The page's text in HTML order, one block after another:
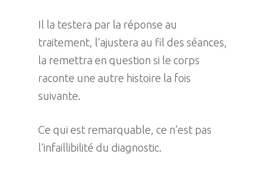
Il la testera par la réponse au
traitement, l’ajustera au fil des séances,
la remettra en question si le corps
raconte une autre histoire la fois
suivante.
Ce qui est remarquable, ce n’est pas
l’infaillibilité du diagnostic.